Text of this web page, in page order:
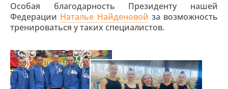
Особая благодарность Президенту нашей
Федерации Наталье Найденовой за возможность
тренироваться у таких специалистов.